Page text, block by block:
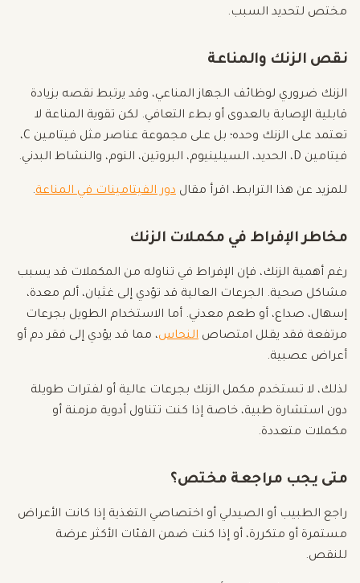
مختص لتحديد السبب.
نقص الزنك والمناعة
الزنك ضروري لوظائف الجهاز المناعي، وقد يرتبط نقصه بزيادة
قابلية الإصابة بالعدوى أو بطء التعافي. لكن تقوية المناعة لا
تعتمد على الزنك وحده؛ بل على مجموعة عناصر مثل فيتامين C،
فيتامين D، الحديد، السيلينيوم، البروتين، النوم، والنشاط البدني.
للمزيد عن هذا الترابط، اقرأ مقال دور الفيتامينات في المناعة.
مخاطر الإفراط في مكملات الزنك
رغم أهمية الزنك، فإن الإفراط في تناوله من المكملات قد يسبب
مشاكل صحية. الجرعات العالية قد تؤدي إلى غثيان، ألم معدة،
إسهال، صداع، أو طعم معدني. أما الاستخدام الطويل بجرعات
مرتفعة فقد يقلل امتصاص النحاس، مما قد يؤدي إلى فقر دم أو
أعراض عصبية.
لذلك، لا تستخدم مكمل الزنك بجرعات عالية أو لفترات طويلة
دون استشارة طبية، خاصة إذا كنت تتناول أدوية مزمنة أو
مكملات متعددة.
متى يجب مراجعة مختص؟
راجع الطبيب أو الصيدلي أو اختصاصي التغذية إذا كانت الأعراض
مستمرة أو متكررة، أو إذا كنت ضمن الفئات الأكثر عرضة
للنقص.